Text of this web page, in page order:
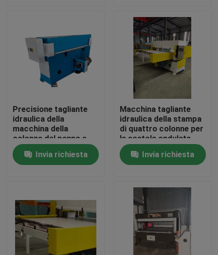
Circa noi
Giro della fabbrica
Contattici
Richieda una citazione
Macchina tagliante della pressa idraulica
Tagliatrice idraulica del braccio dell'oscillazione
Precisione tagliante
idraulica della
macchina della
colonna del panno e
del cuoio quattro
Invia richiesta
Macchina tagliante
idraulica della stampa
di quattro colonne per
la scatola ondulata
Invia richiesta